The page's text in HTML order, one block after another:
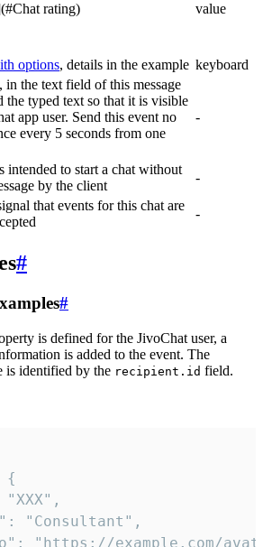
rating)
value
options, details in the example keyboard
, in the text field of this message
the typed text so that it is visible
app user. Send this event no
every 5 seconds from one
-
intended to start a chat without
by the client
-
that events for this chat are
-
#
#
is defined for the JivoChat user, a
is added to the event. The
is identified by the recipient.id field.